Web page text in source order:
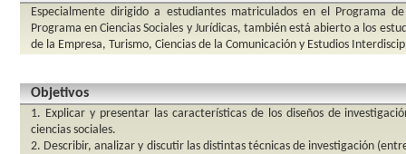
Especialmente dirigido a estudiantes matriculados en el Programa
Programa en Ciencias Sociales y Jurídicas, también está abierto a los
de la Empresa, Turismo, Ciencias de la Comunicación y Estudios
Objetivos
1. Explicar y presentar las características de los diseños de
ciencias sociales.
2. Describir, analizar y discutir las distintas técnicas de investigación